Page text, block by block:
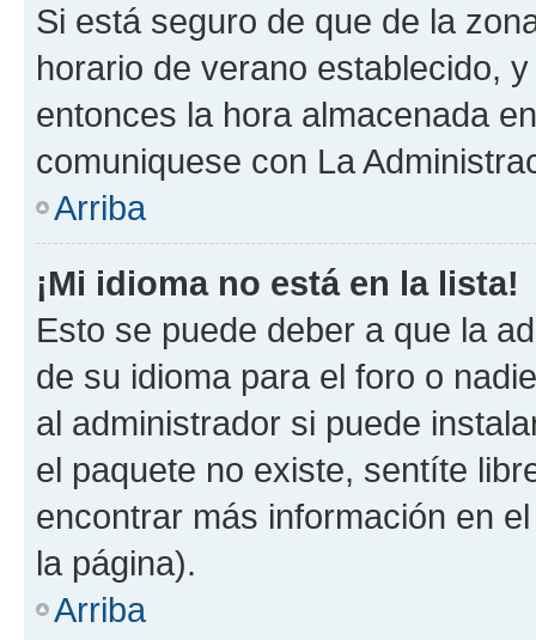
Si está seguro de que de la
horario de verano establecido,
entonces la hora almacenada
comuniquese con La
Arriba
¡Mi idioma no está en la lista!
Esto se puede deber a que la
de su idioma para el foro o
al administrador si puede
el paquete no existe, sentíte
encontrar más información en
la página).
Arriba